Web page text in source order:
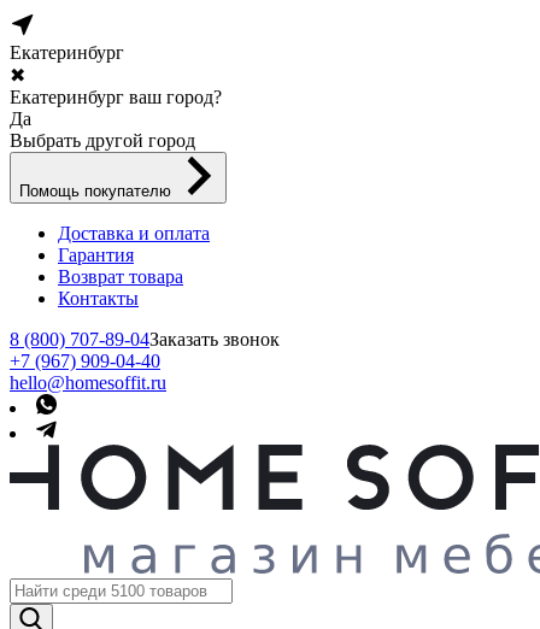
Екатеринбург
✖
Екатеринбург ваш город?
Да
Выбрать другой город
Помощь покупателю
Доставка и оплата
Гарантия
Возврат товара
Контакты
8 (800) 707-89-04Заказать звонок
+7 (967) 909-04-40
hello@homesoffit.ru